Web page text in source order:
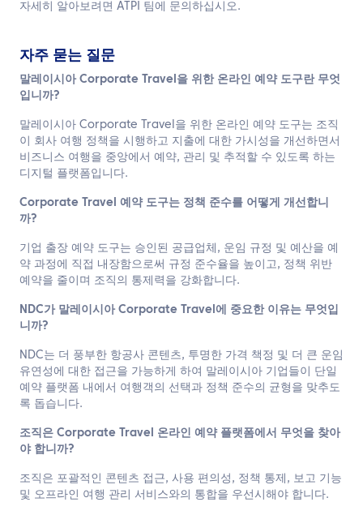
자세히 알아보려면 ATPI 팀에 문의하십시오.
자주 묻는 질문
말레이시아 Corporate Travel을 위한 온라인 예약 도구란 무엇
입니까?
말레이시아 Corporate Travel을 위한 온라인 예약 도구는 조직
이 회사 여행 정책을 시행하고 지출에 대한 가시성을 개선하면서
비즈니스 여행을 중앙에서 예약, 관리 및 추적할 수 있도록 하는
디지털 플랫폼입니다.
Corporate Travel 예약 도구는 정책 준수를 어떻게 개선합니
까?
기업 출장 예약 도구는 승인된 공급업체, 운임 규정 및 예산을 예
약 과정에 직접 내장함으로써 규정 준수율을 높이고, 정책 위반
예약을 줄이며 조직의 통제력을 강화합니다.
NDC가 말레이시아 Corporate Travel에 중요한 이유는 무엇입
니까?
NDC는 더 풍부한 항공사 콘텐츠, 투명한 가격 책정 및 더 큰 운임
유연성에 대한 접근을 가능하게 하여 말레이시아 기업들이 단일
예약 플랫폼 내에서 여행객의 선택과 정책 준수의 균형을 맞추도
록 돕습니다.
조직은 Corporate Travel 온라인 예약 플랫폼에서 무엇을 찾아
야 합니까?
조직은 포괄적인 콘텐츠 접근, 사용 편의성, 정책 통제, 보고 기능
및 오프라인 여행 관리 서비스와의 통합을 우선시해야 합니다.